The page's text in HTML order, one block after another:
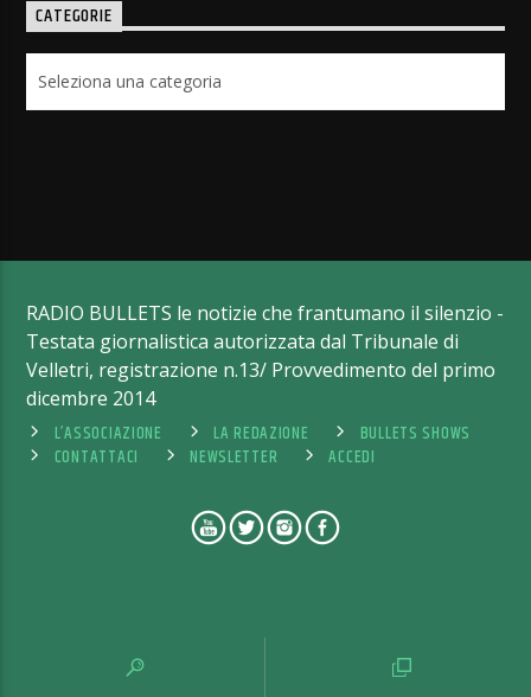
CATEGORIE
RADIO BULLETS le notizie che frantumano il silenzio -
Testata giornalistica autorizzata dal Tribunale di
Velletri, registrazione n.13/ Provvedimento del primo
dicembre 2014
L’ASSOCIAZIONE
LA REDAZIONE
BULLETS SHOWS
CONTATTACI
NEWSLETTER ACCEDI